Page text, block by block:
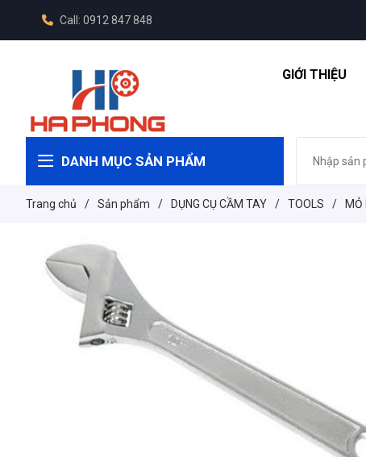
Call: 0912 847 848
GIỚI THIỆU
DANH MỤC SẢN PHẨM
Trang chủ / Sản phẩm / DỤNG CỤ CẦM TAY / TOOLS / MỎ